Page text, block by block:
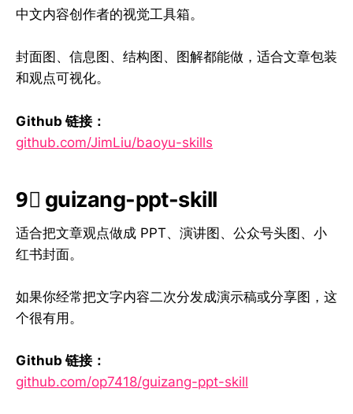
中文内容创作者的视觉工具箱。
封面图、信息图、结构图、图解都能做，适合文章包装
和观点可视化。
Github 链接：
github.com/JimLiu/baoyu-skills
9⃣ guizang-ppt-skill
适合把文章观点做成 PPT、演讲图、公众号头图、小
红书封面。
如果你经常把文字内容二次分发成演示稿或分享图，这
个很有用。
Github 链接：
github.com/op7418/guizang-ppt-skill